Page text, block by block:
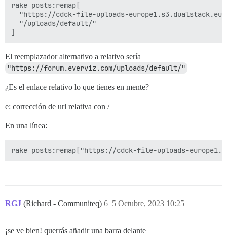
rake posts:remap[
"https://cdck-file-uploads-
  "/uploads/default/"
El reemplazador alternativo a relativo sería
"https://forum.everviz.com/uploads/default/"
¿Es el enlace relativo lo que tienes en mente?
e: corrección de url relativa con /
En una línea:
RGJ (Richard - Communiteq) 5 Octubre, 2023 10:25
6
¡se ve bien! querrás añadir una barra delante